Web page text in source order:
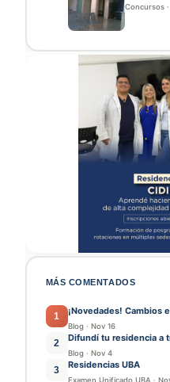
Concursos ·
MÁS COMENTADOS
1 ¡Novedades! Cambios
Blog · Nov 16
2 Difundí tu residencia a
Blog · Nov 4
3 Residencias UBA
Examen Unificado UBA ·